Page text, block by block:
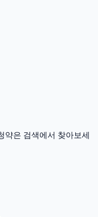
약은 검색에서 찾아보세